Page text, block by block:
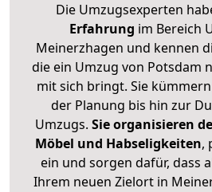
Die Umzugsexperten
Erfahrung im Bereich
Meinerzhagen und kennen
die ein Umzug von Potsdam
mit sich bringt. Sie
der Planung bis hin zur
Umzugs. Sie organisieren
Möbel und Habseligkeiten,
ein und sorgen dafür, dass
Ihrem neuen Zielort in